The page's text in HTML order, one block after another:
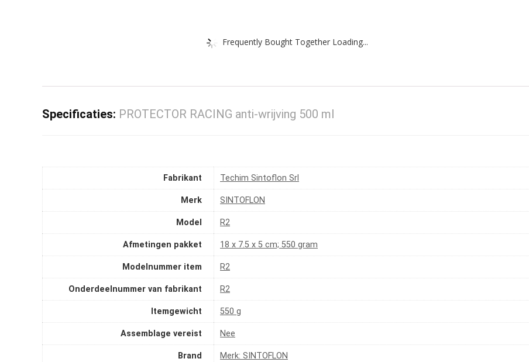
Frequently Bought Together Loading...
Specificaties: PROTECTOR RACING anti-wrijving 500 ml
Fabrikant ‎Techim Sintoflon Srl
Merk ‎SINTOFLON
Model ‎R2
Afmetingen pakket ‎18 x 7.5 x 5 cm; 550 gram
Modelnummer item ‎R2
Onderdeelnummer van fabrikant ‎R2
Itemgewicht ‎550 g
Assemblage vereist ‎Nee
Brand Merk: SINTOFLON